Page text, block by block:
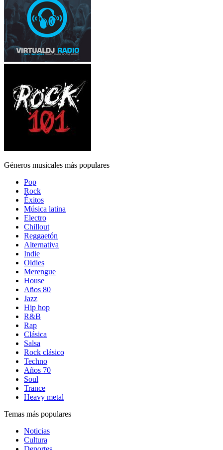
Géneros musicales más populares
Pop
Rock
Éxitos
Música latina
Electro
Chillout
Reggaetón
Alternativa
Indie
Oldies
Merengue
House
Años 80
Jazz
Hip hop
R&B
Rap
Clásica
Salsa
Rock clásico
Techno
Años 70
Soul
Trance
Heavy metal
Temas más populares
Noticias
Cultura